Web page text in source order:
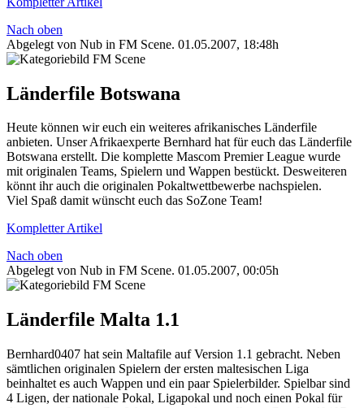
Nach oben
Abgelegt von Nub in FM Scene. 01.05.2007, 18:48h
Länderfile Botswana
Heute können wir euch ein weiteres afrikanisches Länderfile
anbieten. Unser Afrikaexperte Bernhard hat für euch das Länderfile
Botswana erstellt. Die komplette Mascom Premier League wurde
mit originalen Teams, Spielern und Wappen bestückt. Desweiteren
könnt ihr auch die originalen Pokaltwettbewerbe nachspielen.
Viel Spaß damit wünscht euch das SoZone Team!
Kompletter Artikel
Nach oben
Abgelegt von Nub in FM Scene. 01.05.2007, 00:05h
Länderfile Malta 1.1
Bernhard0407 hat sein Maltafile auf Version 1.1 gebracht. Neben
sämtlichen originalen Spielern der ersten maltesischen Liga
beinhaltet es auch Wappen und ein paar Spielerbilder. Spielbar sind
4 Ligen, der nationale Pokal, Ligapokal und noch einen Pokal für